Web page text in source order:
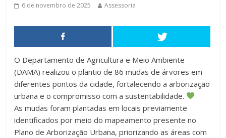
6 de novembro de 2025 Assessoria
O Departamento de Agricultura e Meio Ambiente
(DAMA) realizou o plantio de 86 mudas de árvores em
diferentes pontos da cidade, fortalecendo a arborização
urbana e o compromisso com a sustentabilidade.
As mudas foram plantadas em locais previamente
identificados por meio do mapeamento presente no
Plano de Arborização Urbana, priorizando as áreas com